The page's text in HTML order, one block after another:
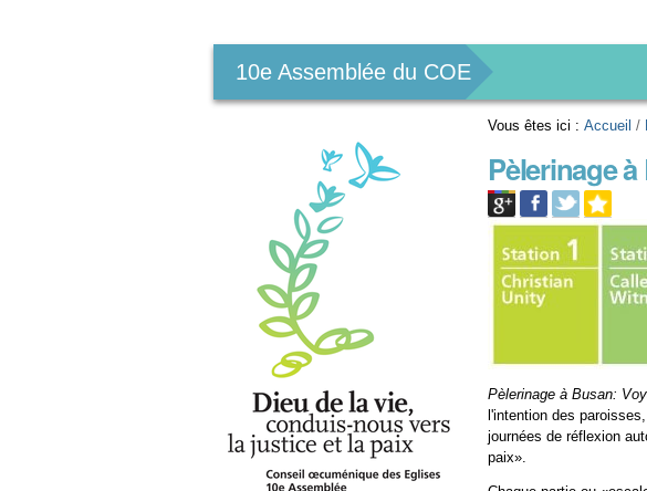
10e Assemblée du COE
Vous êtes ici : Accueil /
Pèlerinage
Pèlerinage à Busan:
l'intention des
journées de réflexion
paix».